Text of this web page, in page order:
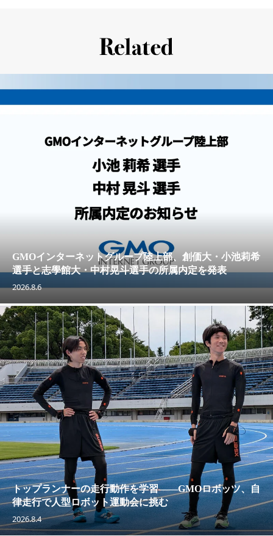
GMOインターネットグループ陸上部、創価大・小池莉希
選手と志學館大・中村晃斗選手の所属内定を発表
2026.8.6
トップランナーの走行動作を学習——GMOロボッツ、自
律走行で人型ロボット運動会に挑む
2026.8.4